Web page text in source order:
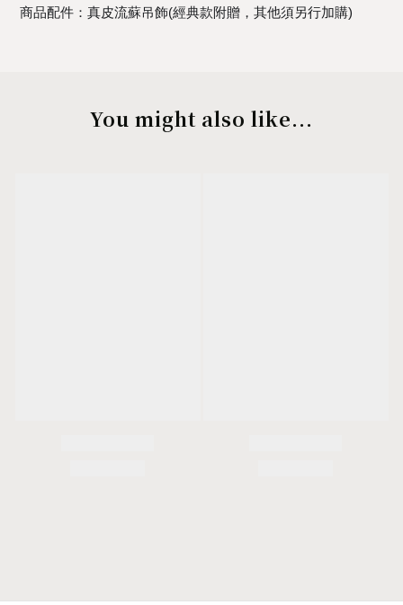
商品配件：真皮流蘇吊飾(經典款附贈，其他須另行加購)
You might also like...